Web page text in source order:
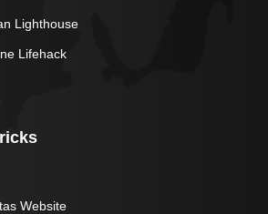
Lighthouse
Lifehack
Website